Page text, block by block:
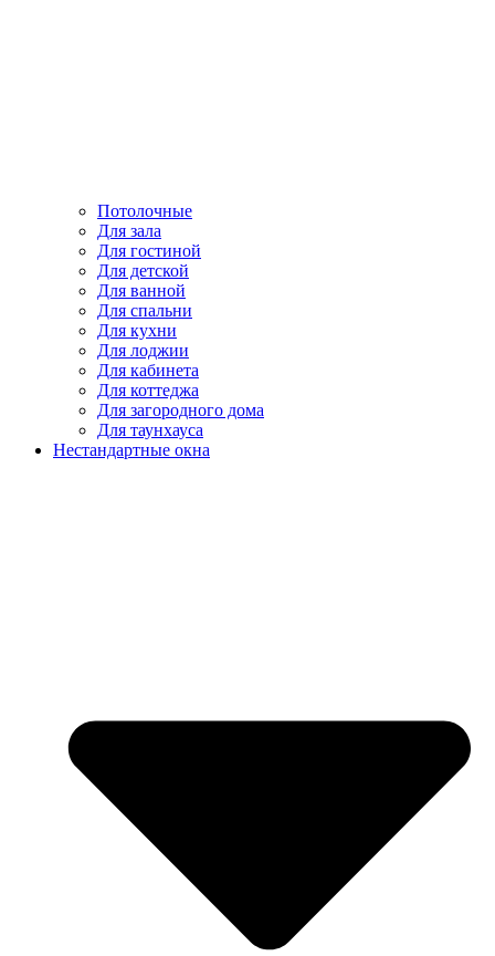
Потолочные
Для зала
Для гостиной
Для детской
Для ванной
Для спальни
Для кухни
Для лоджии
Для кабинета
Для коттеджа
Для загородного дома
Для таунхауса
Нестандартные окна